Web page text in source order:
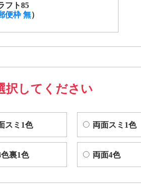
フト85
便枠 無）
択してください
スミ1色 両面スミ1色
裏1色 両面4色